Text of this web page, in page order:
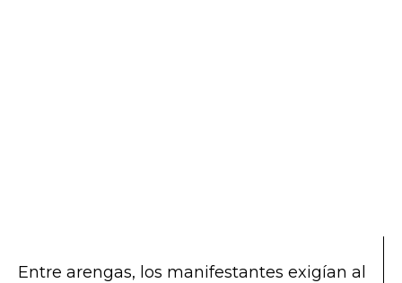
Entre arengas, los manifestantes exigían al